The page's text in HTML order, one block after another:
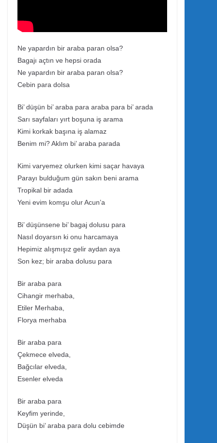
Ne yapardın bir araba paran olsa?
Bagajı açtın ve hepsi orada
Ne yapardın bir araba paran olsa?
Cebin para dolsa
Bi’ düşün bi’ araba para araba para bi’ arada
Sarı sayfaları yırt boşuna iş arama
Kimi korkak başına iş alamaz
Benim mi? Aklım bi’ araba parada
Kimi varyemez olurken kimi saçar havaya
Parayı bulduğum gün sakın beni arama
Tropikal bir adada
Yeni evim komşu olur Acun’a
Bi’ düşünsene bi’ bagaj dolusu para
Nasıl doyarsın ki onu harcamaya
Hepimiz alışmışız gelir aydan aya
Son kez; bir araba dolusu para
Bir araba para
Cihangir merhaba,
Etiler Merhaba,
Florya merhaba
Bir araba para
Çekmece elveda,
Bağcılar elveda,
Esenler elveda
Bir araba para
Keyfim yerinde,
Düşün bi’ araba para dolu cebimde